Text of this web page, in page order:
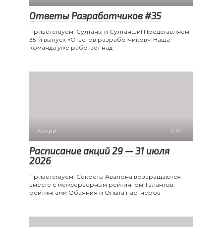
Ответы Разработчиков #35
Приветствуем, Султаны и Султанши! Представляем
35-й выпуск «Ответов разработчиков»! Наша
команда уже работает над
Акции 0
Расписание акций 29 — 31 июля
2026
Приветствуем! Секреты Авалона возвращаются
вместе с межсерверным рейтингом Талантов,
рейтингами Обаяния и Опыта партнёров